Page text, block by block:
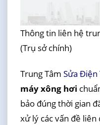
Thông tin liên hệ
(Trụ sở chính)
Trung Tâm Sửa Điện
máy xông hơi
bảo đúng thời gian
xử lý các vấn đề